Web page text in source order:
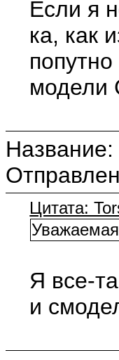
Если я
ка, как
модели
Название:
Цитата:
Я все-
и